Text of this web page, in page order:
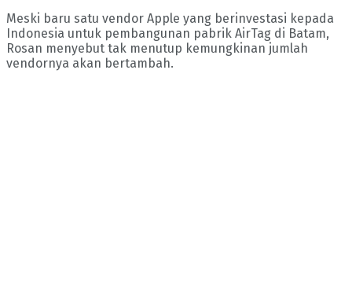
Meski baru satu vendor Apple yang berinvestasi kepada
Indonesia untuk pembangunan pabrik AirTag di Batam,
Rosan menyebut tak menutup kemungkinan jumlah
vendornya akan bertambah.